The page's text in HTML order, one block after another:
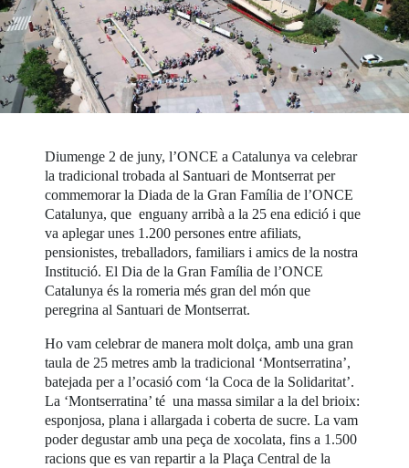
Diumenge 2 de juny, l’ONCE a Catalunya va celebrar
la tradicional trobada al Santuari de Montserrat per
commemorar la Diada de la Gran Família de l’ONCE
Catalunya, que enguany arribà a la 25 ena edició i que
va aplegar unes 1.200 persones entre afiliats,
pensionistes, treballadors, familiars i amics de la nostra
Institució. El Dia de la Gran Família de l’ONCE
Catalunya és la romeria més gran del món que
peregrina al Santuari de Montserrat.
Ho vam celebrar de manera molt dolça, amb una gran
taula de 25 metres amb la tradicional ‘Montserratina’,
batejada per a l’ocasió com ‘la Coca de la Solidaritat’.
La ‘Montserratina’ té una massa similar a la del brioix:
esponjosa, plana i allargada i coberta de sucre. La vam
poder degustar amb una peça de xocolata, fins a 1.500
racions que es van repartir a la Plaça Central de la